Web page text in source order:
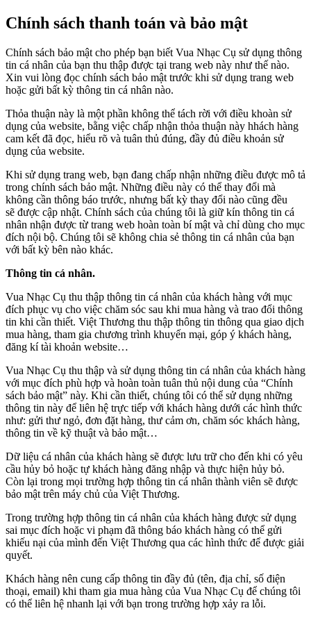
Chính sách thanh toán và bảo mật
Chính sách bảo mật cho phép bạn biết Vua Nhạc Cụ sử dụng thông
tin cá nhân của bạn thu thập được tại trang web này như thế nào.
Xin vui lòng đọc chính sách bảo mật trước khi sử dụng trang web
hoặc gửi bất kỳ thông tin cá nhân nào.
Thỏa thuận này là một phần không thể tách rời với điều khoàn sử
dụng của website, bằng việc chấp nhận thỏa thuận này hhách hàng
cam kết đã đọc, hiểu rõ và tuân thủ đúng, đầy đủ điều khoản sử
dụng của website.
Khi sử dụng trang web, bạn đang chấp nhận những điều được mô tả
trong chính sách bảo mật. Những điều này có thể thay đổi mà
không cần thông báo trước, nhưng bất kỳ thay đổi nào cũng đều
sẽ được cập nhật. Chính sách của chúng tôi là giữ kín thông tin cá
nhân nhận được từ trang web hoàn toàn bí mật và chỉ dùng cho mục
đích nội bộ. Chúng tôi sẽ không chia sẻ thông tin cá nhân của bạn
với bất kỳ bên nào khác.
Thông tin cá nhân.
Vua Nhạc Cụ thu thập thông tin cá nhân của khách hàng với mục
đích phục vụ cho việc chăm sóc sau khi mua hàng và trao đổi thông
tin khi cần thiết. Việt Thương thu thập thông tin thông qua giao dịch
mua hàng, tham gia chương trình khuyến mại, góp ý khách hàng,
đăng kí tài khoản website…
Vua Nhạc Cụ thu thập và sử dụng thông tin cá nhân của khách hàng
với mục đích phù hợp và hoàn toàn tuân thủ nội dung của “Chính
sách bảo mật” này. Khi cần thiết, chúng tôi có thể sử dụng những
thông tin này để liên hệ trực tiếp với khách hàng dưới các hình thức
như: gửi thư ngỏ, đơn đặt hàng, thư cảm ơn, chăm sóc khách hàng,
thông tin về kỹ thuật và bảo mật…
Dữ liệu cá nhân của khách hàng sẽ được lưu trữ cho đến khi có yêu
cầu hủy bỏ hoặc tự khách hàng đăng nhập và thực hiện hủy bỏ.
Còn lại trong mọi trường hợp thông tin cá nhân thành viên sẽ được
bảo mật trên máy chủ của Việt Thương.
Trong trường hợp thông tin cá nhân của khách hàng được sử dụng
sai mục đích hoặc vi phạm đã thông báo khách hàng có thể gửi
khiếu nại của mình đến Việt Thương qua các hình thức để được giải
quyết.
Khách hàng nên cung cấp thông tin đầy đủ (tên, địa chỉ, số điện
thoại, email) khi tham gia mua hàng của Vua Nhạc Cụ để chúng tôi
có thể liên hệ nhanh lại với bạn trong trường hợp xảy ra lỗi.